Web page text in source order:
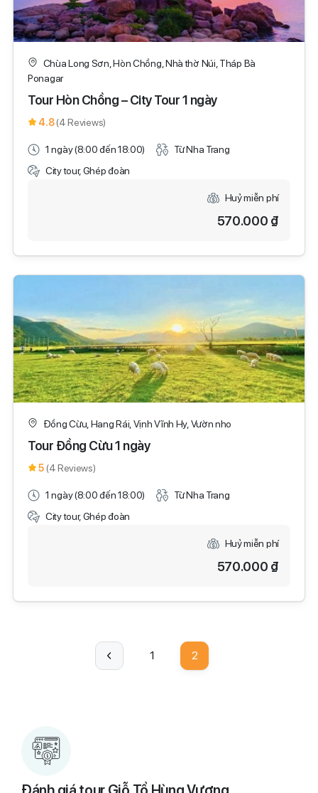
Chùa Long Sơn, Hòn Chồng, Nhà thờ Núi, Tháp Bà
Ponagar
Tour Hòn Chồng – City Tour 1 ngày
4.8(4 Reviews)
1 ngày (8:00 đến 18:00)
Từ Nha Trang
City tour, Ghép đoàn
Huỷ miễn phí
570.000 ₫
Đồng Cừu, Hang Rái, Vịnh Vĩnh Hy, Vườn nho
Tour Đồng Cừu 1 ngày
5 (4 Reviews)
1 ngày (8:00 đến 18:00)
Từ Nha Trang
City tour, Ghép đoàn
Huỷ miễn phí
570.000 ₫
1 2